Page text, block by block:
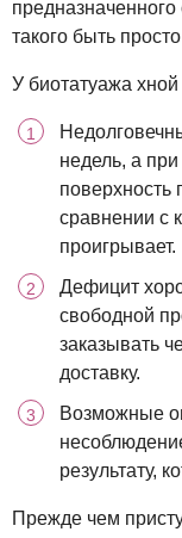
такого быть
У биотатуажа хной
недель, а
поверхность
сравнении с
проигрывает.
Дефицит
свободной
заказывать
доставку.
Возможные
результату,
Прежде чем